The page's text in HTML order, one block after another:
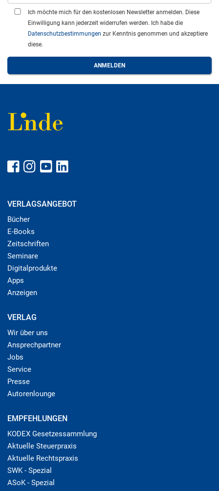
Ich möchte mich für den kostenlosen Newsletter anmelden. Diese
Einwilligung kann jederzeit widerrufen werden. Ich habe die
Datenschutzbestimmungen zur Kenntnis genommen und akzeptiere
diese.
VERLAGSANGEBOT
Bücher
E-Books
Zeitschriften
Seminare
Digitalprodukte
Apps
Anzeigen
VERLAG
Wir über uns
Ansprechpartner
Jobs
Service
Presse
Autorenlounge
EMPFEHLUNGEN
KODEX Gesetzessammlung
Aktuelle Steuerpraxis
Aktuelle Rechtspraxis
SWK - Spezial
ASoK - Spezial